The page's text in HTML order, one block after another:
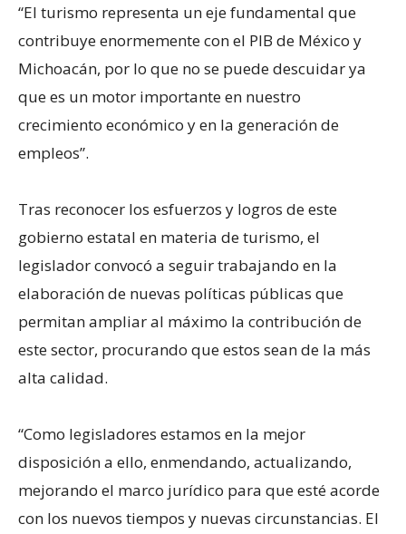
“El turismo representa un eje fundamental que
contribuye enormemente con el PIB de México y
Michoacán, por lo que no se puede descuidar ya
que es un motor importante en nuestro
crecimiento económico y en la generación de
empleos”.
Tras reconocer los esfuerzos y logros de este
gobierno estatal en materia de turismo, el
legislador convocó a seguir trabajando en la
elaboración de nuevas políticas públicas que
permitan ampliar al máximo la contribución de
este sector, procurando que estos sean de la más
alta calidad.
“Como legisladores estamos en la mejor
disposición a ello, enmendando, actualizando,
mejorando el marco jurídico para que esté acorde
con los nuevos tiempos y nuevas circunstancias. El